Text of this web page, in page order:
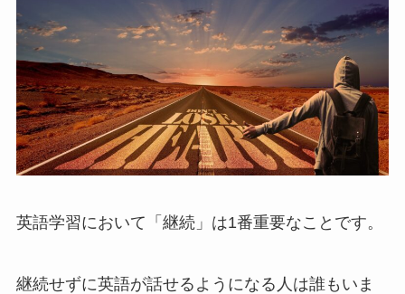
英語学習において「継続」は1番重要なことです。
継続せずに英語が話せるようになる人は誰もいま